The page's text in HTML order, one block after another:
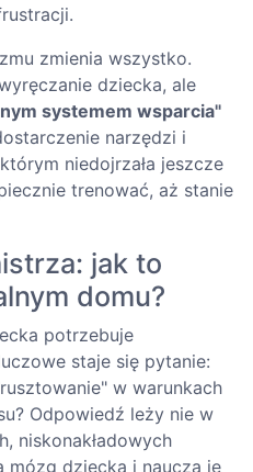
zmienia wszystko.
dziecka, ale
systemem wsparcia"
narzędzi i
niedojrzała jeszcze
trenować, aż stanie
jak to
domu?
potrzebuje
staje się pytanie:
w warunkach
Odpowiedź leży nie w
niskonakładowych
mózg dziecka i nauczą je